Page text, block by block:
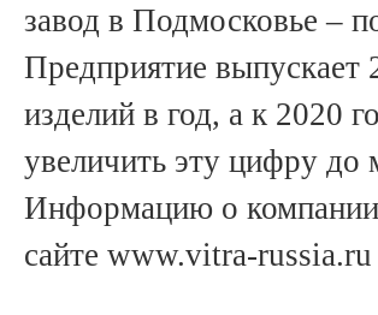
завод в Подмосковье –
Предприятие выпускает
изделий в год, а к 2020
увеличить эту цифру до
Информацию о
сайте www.vitra-russia.ru